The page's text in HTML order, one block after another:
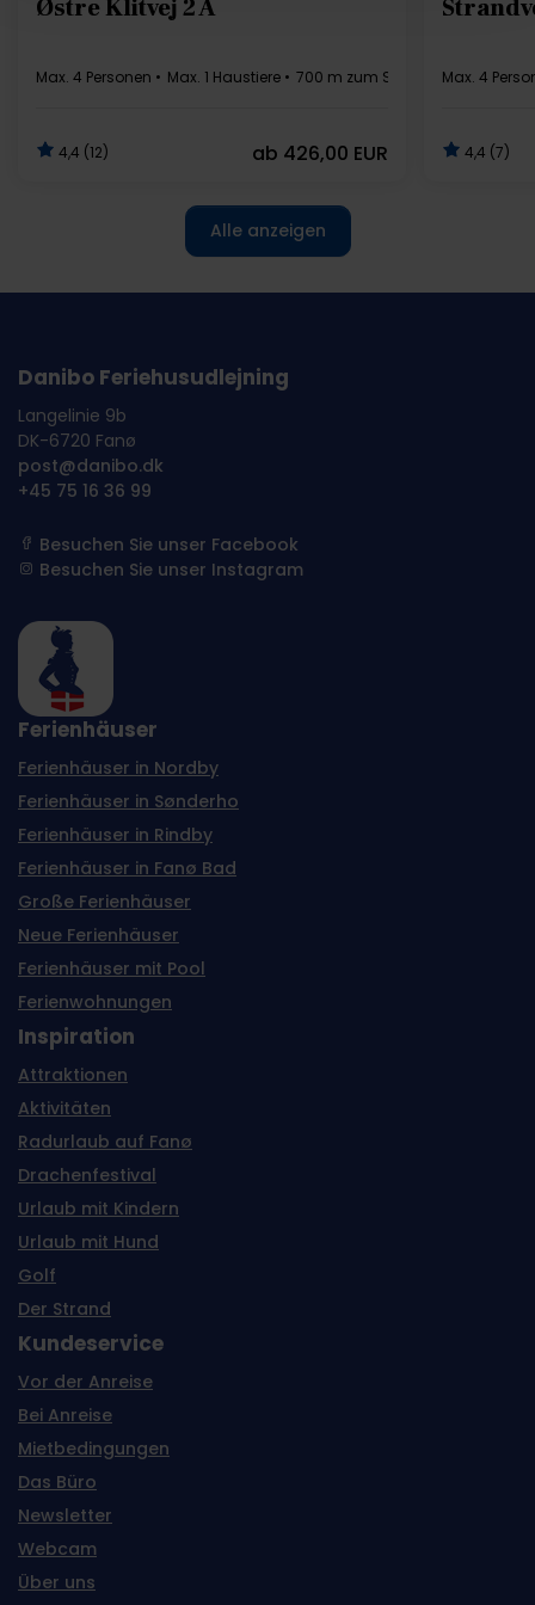
Østre Klitvej 2 A
Max. 4 Personen Max. 1 Haustiere 700 m zum Strand 3
4,4 (12) ab 426,00 EUR
Max. 4
4,4 (7)
Alle anzeigen
Danibo Feriehusudlejning
Langelinie 9b
DK-6720 Fanø
post@danibo.dk
+45 75 16 36 99
Besuchen Sie unser Facebook
Besuchen Sie unser Instagram
Ferienhäuser
Ferienhäuser in Nordby
Ferienhäuser in Sønderho
Ferienhäuser in Rindby
Ferienhäuser in Fanø Bad
Große Ferienhäuser
Neue Ferienhäuser
Ferienhäuser mit Pool
Ferienwohnungen
Inspiration
Attraktionen
Aktivitäten
Radurlaub auf Fanø
Drachenfestival
Urlaub mit Kindern
Urlaub mit Hund
Golf
Der Strand
Kundeservice
Vor der Anreise
Bei Anreise
Mietbedingungen
Das Büro
Newsletter
Webcam
Über uns